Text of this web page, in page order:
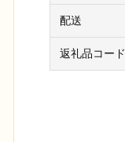
配送
返礼品コード